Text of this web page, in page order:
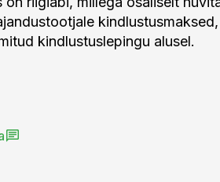
kindlustuslepingu alusel.